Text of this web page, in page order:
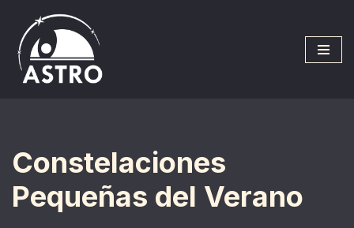
Saltar
al
contenido
Constelaciones
Pequeñas del Verano